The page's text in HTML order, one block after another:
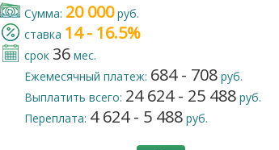
Cумма: 20 000руб.
cтавка 14 - 16.5%
срок 36 мес.
Ежемесячный платеж: 684 - 708 руб.
Выплатить всего: 24 624 - 25 488 руб.
Переплата: 4 624 - 5 488 руб.